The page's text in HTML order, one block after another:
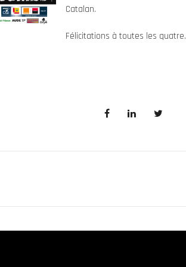
Catalan.
Félicitations à toutes les quatre.